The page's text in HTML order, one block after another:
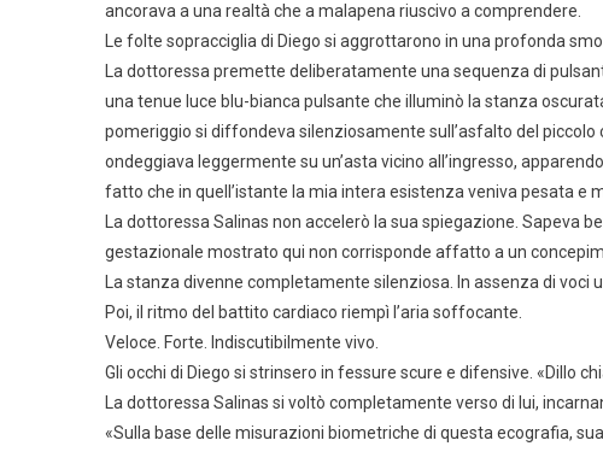
ancorava a una realtà che a malapena riuscivo a comprendere.
Le folte sopracciglia di Diego si aggrottarono in una profonda
La dottoressa premette deliberatamente una sequenza di
una tenue luce blu-bianca pulsante che illuminò la stanza
pomeriggio si diffondeva silenziosamente sull’asfalto del
ondeggiava leggermente su un’asta vicino all’ingresso,
fatto che in quell’istante la mia intera esistenza veniva pesata e
La dottoressa Salinas non accelerò la sua spiegazione. Sapeva
gestazionale mostrato qui non corrisponde affatto a un
La stanza divenne completamente silenziosa. In assenza di
Poi, il ritmo del battito cardiaco riempì l’aria soffocante.
Veloce. Forte. Indiscutibilmente vivo.
Gli occhi di Diego si strinsero in fessure scure e difensive. «Dillo
La dottoressa Salinas si voltò completamente verso di lui,
«Sulla base delle misurazioni biometriche di questa ecografia,